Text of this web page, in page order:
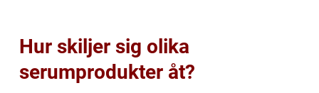
Hur skiljer sig olika
serumprodukter åt?